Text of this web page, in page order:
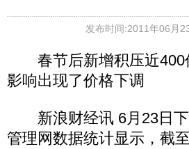
发布时间:2011年06月
春节后新增积压近400
影响出现了价格下调
新浪财经讯 6月23日下
管理网数据统计显示，截